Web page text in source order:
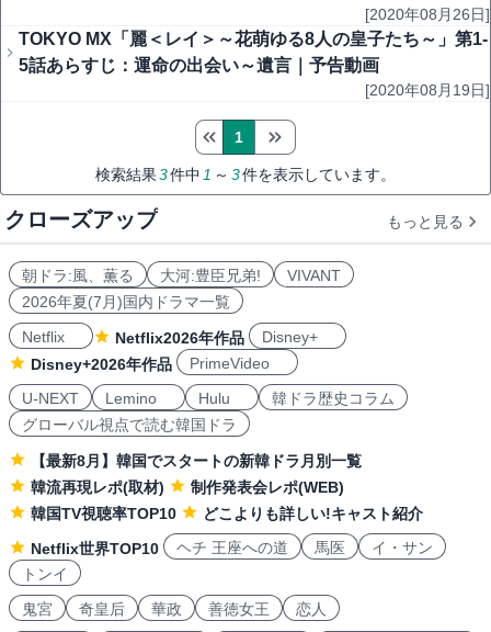
[2020年08月26日]
TOKYO MX「麗＜レイ＞～花萌ゆる8人の皇子たち～」第1-
5話あらすじ：運命の出会い～遺言｜予告動画
[2020年08月19日]
検索結果3件中 1 ～ 3件を表示しています。
1
クローズアップ もっと見る
朝ドラ:風、薫る 大河:豊臣兄弟!
VIVANT
2026年夏(7月)国内ドラマ一覧
Netflix
Netflix2026年作品
Disney+
Disney+2026年作品
PrimeVideo
U-NEXT
Lemino Hulu
韓ドラ歴史コラム
グローバル視点で読む韓国ドラ
【最新8月】韓国でスタートの新韓ドラ月別一覧
韓流再現レポ(取材)
制作発表会レポ(WEB)
韓国TV視聴率TOP10
どこよりも詳しい!キャスト紹介
Netflix世界TOP10
ヘチ 王座への道 馬医
イ・サン
トンイ
鬼宮
奇皇后 華政 善徳女王 恋人